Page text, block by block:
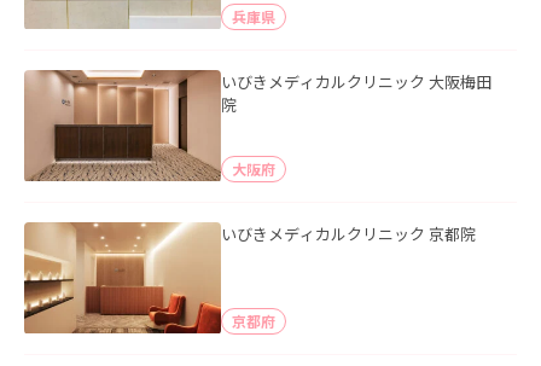
兵庫県
いびきメディカルクリニック 大阪梅田
院
大阪府
いびきメディカルクリニック 京都院
京都府